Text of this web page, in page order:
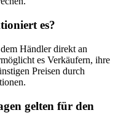
es?
Händler direkt an
es Verkäufern, ihre
Preisen durch
gelten für den